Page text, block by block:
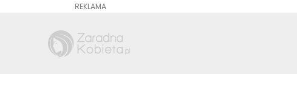
REKLAMA